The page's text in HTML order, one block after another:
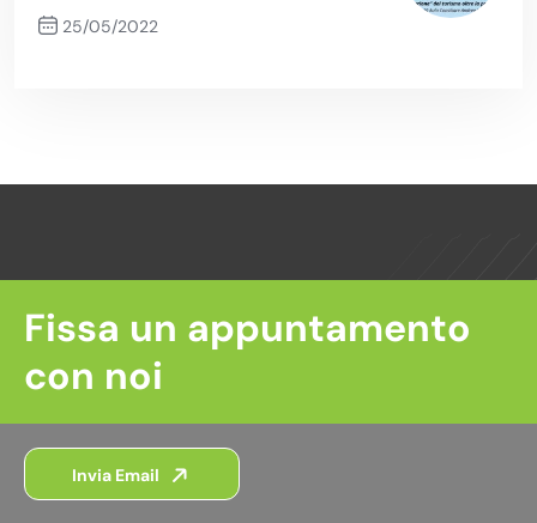
25/05/2022
Fissa un appuntamento
con noi
Invia Email